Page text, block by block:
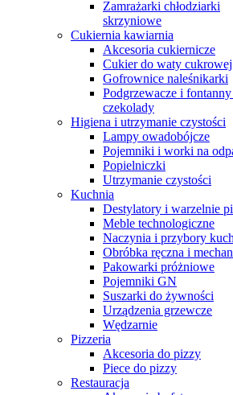
Zamrażarki chłodziarki
skrzyniowe
Cukiernia kawiarnia
Akcesoria cukiernicze
Cukier do waty cukrowej
Gofrownice naleśnikarki
Podgrzewacze i
czekolady
Higiena i utrzymanie czystości
Lampy owadobójcze
Pojemniki i worki na
Popielniczki
Utrzymanie czystości
Kuchnia
Destylatory i warzelnie
Meble technologiczne
Naczynia i przybory
Obróbka ręczna i
Pakowarki próżniowe
Pojemniki GN
Suszarki do żywności
Urządzenia grzewcze
Wędzarnie
Pizzeria
Akcesoria do pizzy
Piece do pizzy
Restauracja